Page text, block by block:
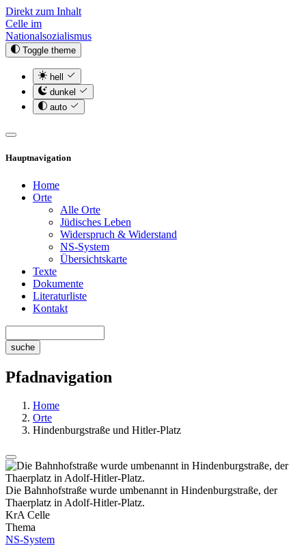
Direkt zum Inhalt
Celle im
Nationalsozialismus
Toggle theme
hell
dunkel
auto
Hauptnavigation
Home
Orte
Alle Orte
Jüdisches Leben
Widerspruch & Widerstand
NS-System
Übersichtskarte
Texte
Dokumente
Literaturliste
Kontakt
Pfadnavigation
Home
Orte
Hindenburgstraße und Hitler-Platz
Die Bahnhofstraße wurde umbenannt in Hindenburgstraße, der
Thaerplatz in Adolf-Hitler-Platz.
KrA Celle
Thema
NS-System